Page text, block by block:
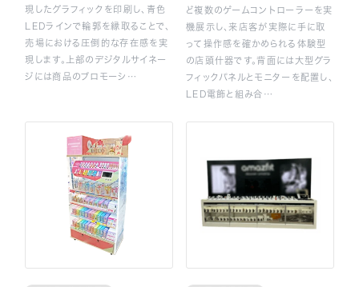
現したグラフィックを印刷し、青色
LEDラインで輪郭を縁取ることで、
売場における圧倒的な存在感を実
現します。上部のデジタルサイネー
ジには商品のプロモーシ…
ど複数のゲームコントローラーを実
機展示し、来店客が実際に手に取
って操作感を確かめられる体験型
の店頭什器です。背面には大型グラ
フィックパネルとモニターを配置し、
LED電飾と組み合…